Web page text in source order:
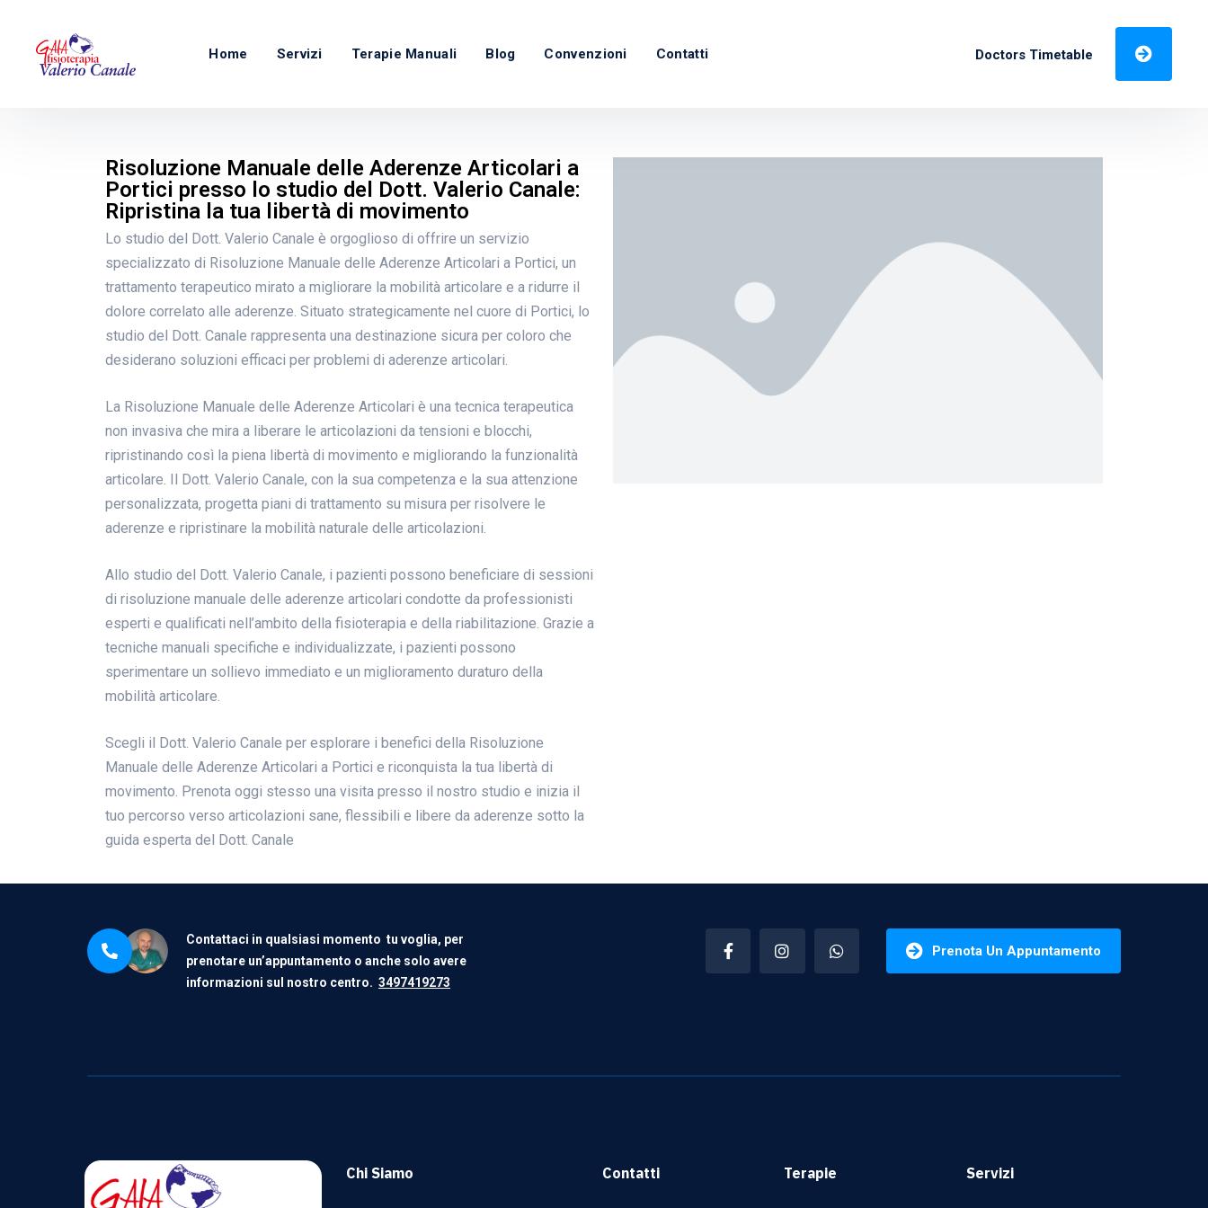
Home Servizi Terapie Manuali Blog Convenzioni Contatti Doctors Timetable
Risoluzione Manuale delle Aderenze Articolari a
Portici presso lo studio del Dott. Valerio Canale:
Ripristina la tua libertà di movimento
Lo studio del Dott. Valerio Canale è orgoglioso di offrire un servizio
specializzato di Risoluzione Manuale delle Aderenze Articolari a Portici, un
trattamento terapeutico mirato a migliorare la mobilità articolare e a ridurre il
dolore correlato alle aderenze. Situato strategicamente nel cuore di Portici, lo
studio del Dott. Canale rappresenta una destinazione sicura per coloro che
desiderano soluzioni efficaci per problemi di aderenze articolari.
La Risoluzione Manuale delle Aderenze Articolari è una tecnica terapeutica
non invasiva che mira a liberare le articolazioni da tensioni e blocchi,
ripristinando così la piena libertà di movimento e migliorando la funzionalità
articolare. Il Dott. Valerio Canale, con la sua competenza e la sua attenzione
personalizzata, progetta piani di trattamento su misura per risolvere le
aderenze e ripristinare la mobilità naturale delle articolazioni.
Allo studio del Dott. Valerio Canale, i pazienti possono beneficiare di sessioni
di risoluzione manuale delle aderenze articolari condotte da professionisti
esperti e qualificati nell’ambito della fisioterapia e della riabilitazione. Grazie a
tecniche manuali specifiche e individualizzate, i pazienti possono
sperimentare un sollievo immediato e un miglioramento duraturo della
mobilità articolare.
Scegli il Dott. Valerio Canale per esplorare i benefici della Risoluzione
Manuale delle Aderenze Articolari a Portici e riconquista la tua libertà di
movimento. Prenota oggi stesso una visita presso il nostro studio e inizia il
tuo percorso verso articolazioni sane, flessibili e libere da aderenze sotto la
guida esperta del Dott. Canale
Contattaci in qualsiasi momento tu voglia, per
prenotare un’appuntamento o anche solo avere
informazioni sul nostro centro. 3497419273
Prenota Un Appuntamento
Chi Siamo Contatti Terapie Servizi